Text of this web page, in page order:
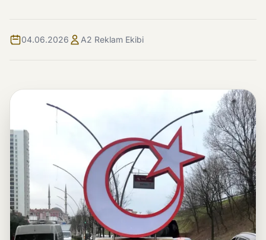
04.06.2026 A2 Reklam Ekibi